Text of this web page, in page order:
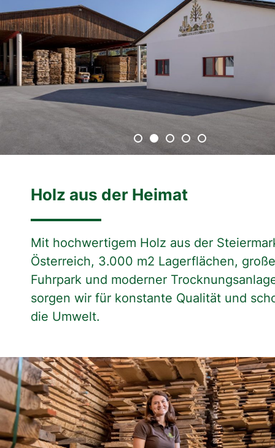
Holz aus der Heimat
Mit hochwertigem Holz aus der
Österreich, 3.000 m2 Lagerflächen,
Fuhrpark und moderner
sorgen wir für konstante Qualität und
die Umwelt.